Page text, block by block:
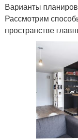
Варианты
Рассмотрим
пространстве